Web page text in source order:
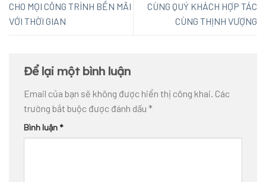
CHO MỌI CÔNG TRÌNH BỀN MÃI
VỚI THỜI GIAN
CÙNG QUÝ KHÁCH HỢP TÁC
CÙNG THỊNH VƯỢNG
Để lại một bình luận
Email của bạn sẽ không được hiển thị công khai. Các
trường bắt buộc được đánh dấu *
Bình luận *